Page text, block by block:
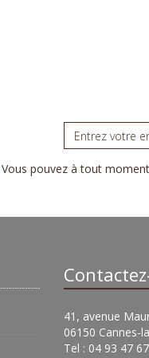
pouvez à tout
41, avenue
06150 Cannes-
Tel : 04 93 47